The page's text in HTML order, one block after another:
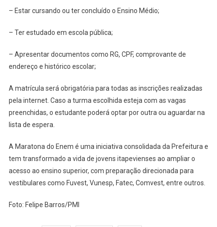
– Estar cursando ou ter concluído o Ensino Médio;
– Ter estudado em escola pública;
– Apresentar documentos como RG, CPF, comprovante de
endereço e histórico escolar;
A matrícula será obrigatória para todas as inscrições realizadas
pela internet. Caso a turma escolhida esteja com as vagas
preenchidas, o estudante poderá optar por outra ou aguardar na
lista de espera.
A Maratona do Enem é uma iniciativa consolidada da Prefeitura e
tem transformado a vida de jovens itapevienses ao ampliar o
acesso ao ensino superior, com preparação direcionada para
vestibulares como Fuvest, Vunesp, Fatec, Comvest, entre outros.
Foto: Felipe Barros/PMI